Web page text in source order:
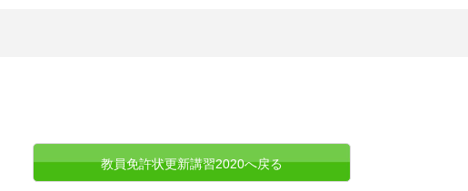
教員免許状更新講習2020へ戻る